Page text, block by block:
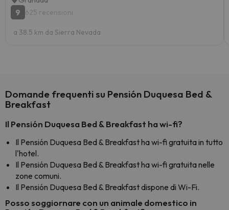
9
625 recensioni
a 38.5 km da Sierra Nevada
Domande frequenti su Pensión Duquesa Bed &
Breakfast
Il Pensión Duquesa Bed & Breakfast ha wi-fi?
Il Pensión Duquesa Bed & Breakfast ha wi-fi gratuita in tutto
l'hotel.
Il Pensión Duquesa Bed & Breakfast ha wi-fi gratuita nelle
zone comuni.
Il Pensión Duquesa Bed & Breakfast dispone di Wi-Fi.
Posso soggiornare con un animale domestico in